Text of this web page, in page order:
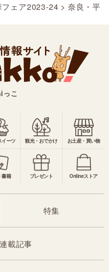
ェア2023-24 > 奈良・平
こ
イーツ 観光・おでかけ お土産・買い物
書籍 プレゼント Onlineストア
特集
載記事